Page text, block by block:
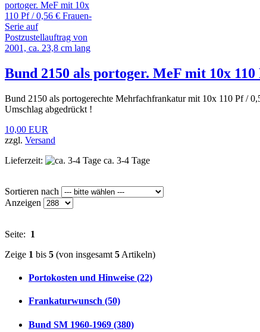
Bund 2150 als portoger. MeF mit 10x
Bund 2150 als portogerechte Mehrfachfrankatur mit 10x 110 Pf /
Umschlag abgedrückt !
10,00 EUR
zzgl. Versand
Lieferzeit:
ca. 3-4 Tage
Sortieren nach
Anzeigen
Seite: 1
Zeige 1 bis 5 (von insgesamt 5 Artikeln)
Portokosten und Hinweise (22)
Frankaturwunsch (50)
Bund SM 1960-1969 (380)